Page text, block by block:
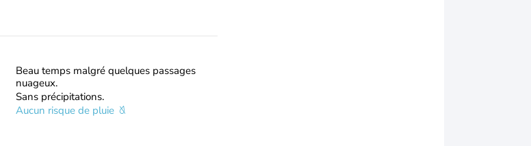
Beau temps malgré quelques passages
nuageux.
Sans précipitations.
Aucun risque de pluie